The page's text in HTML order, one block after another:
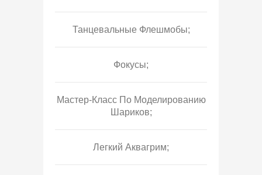
Танцевальные Флешмобы;
Фокусы;
Мастер-Класс По Моделированию
Шариков;
Легкий Аквагрим;